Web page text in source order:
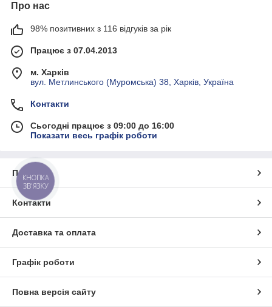
Про нас
98% позитивних з 116 відгуків за рік
Працює з 07.04.2013
м. Харків
вул. Метлинського (Муромська) 38, Харків, Україна
Контакти
Сьогодні працює з 09:00 до 16:00
Показати весь графік роботи
Про нас
Контакти
Доставка та оплата
Графік роботи
Повна версія сайту
КНОПКА
ЗВ'ЯЗКУ